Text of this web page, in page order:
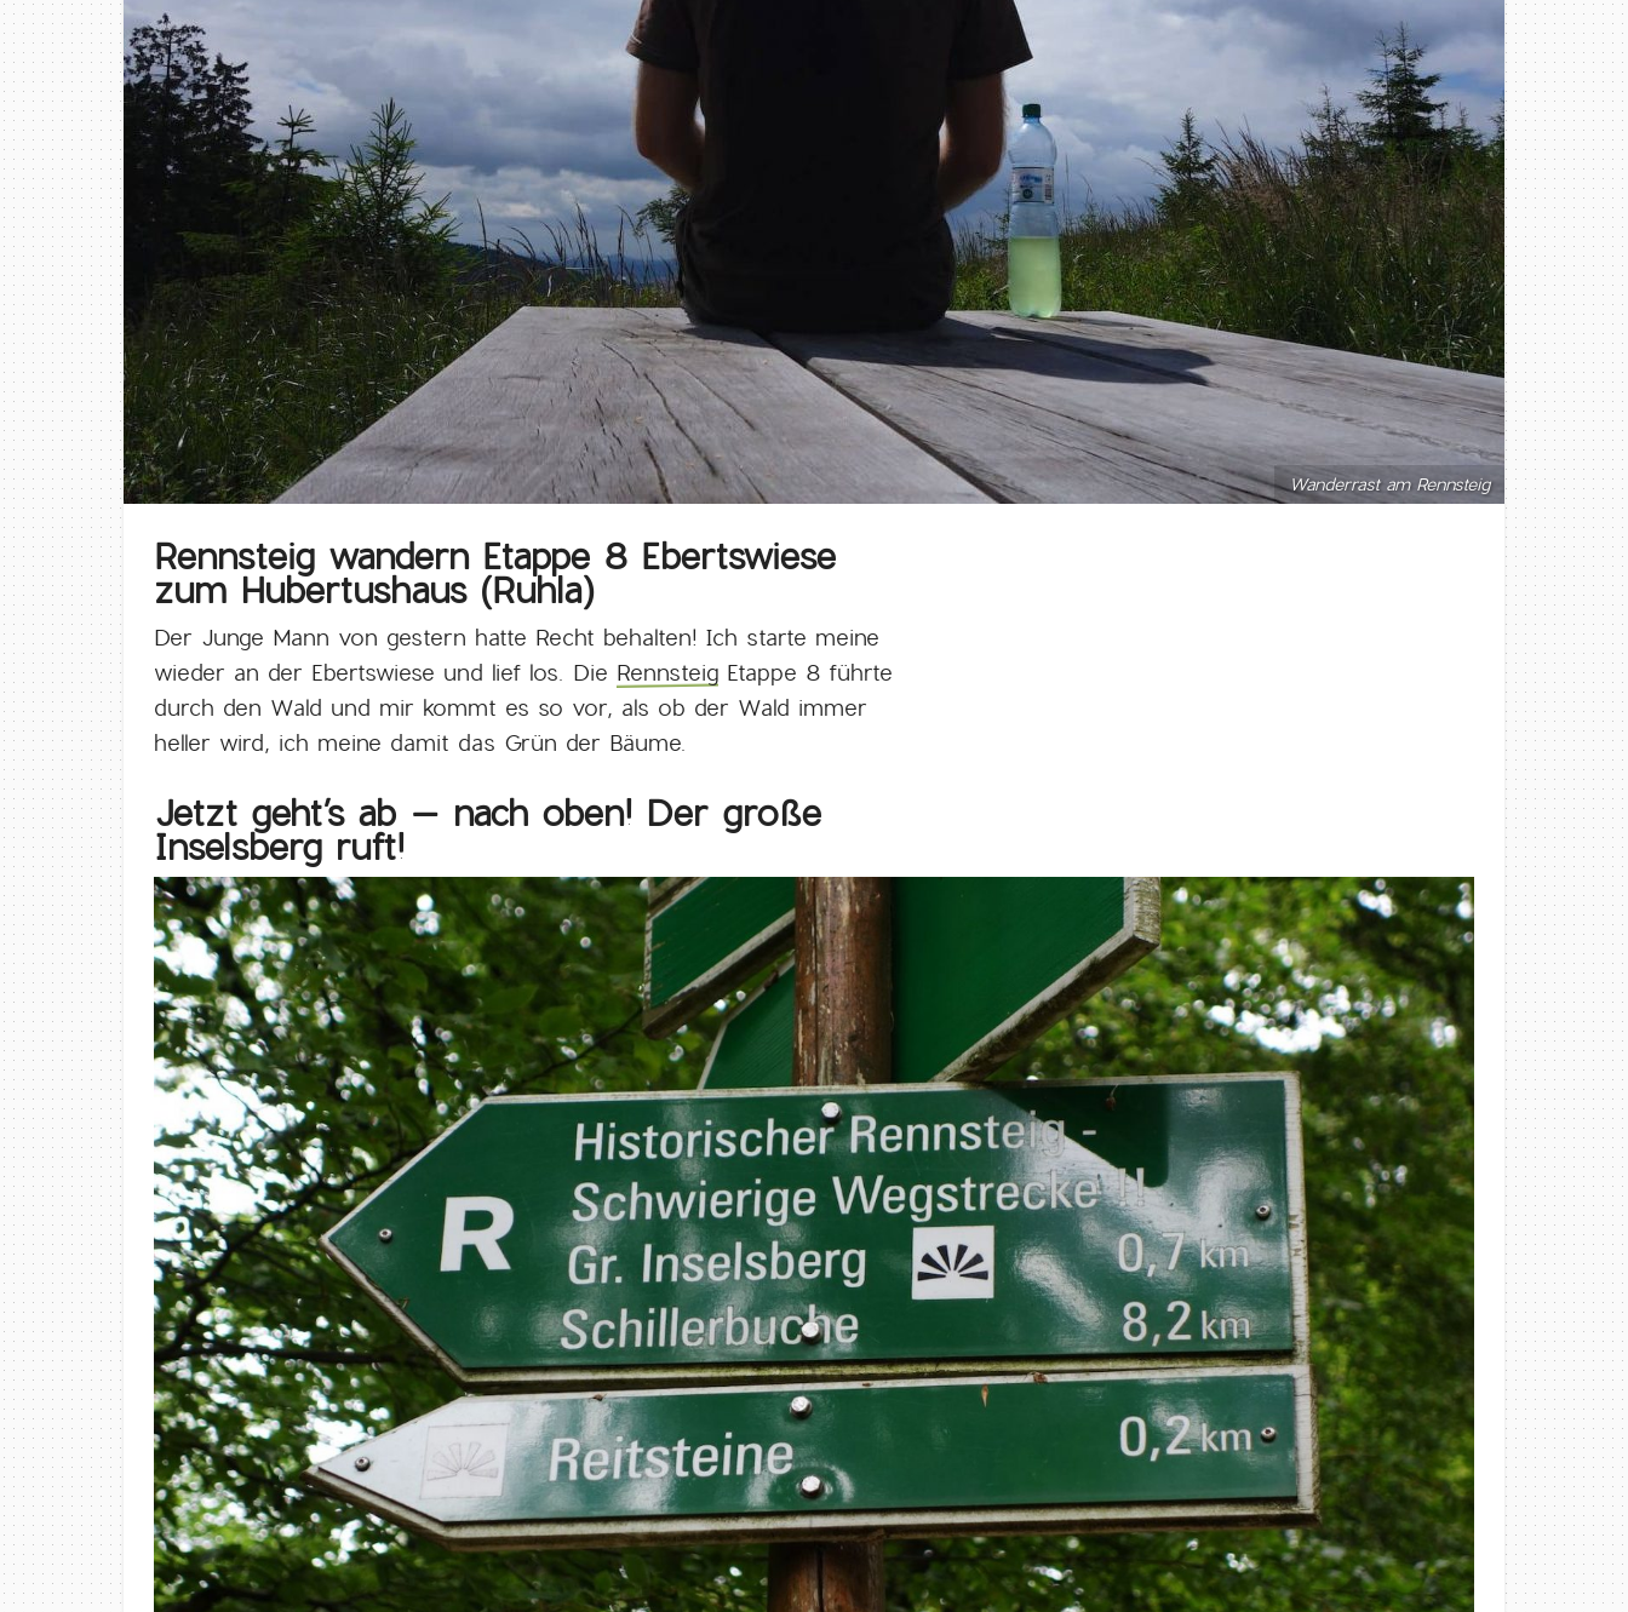
Wanderrast am Rennsteig
Rennsteig wandern Etappe 8 Ebertswiese
zum Hubertushaus (Ruhla)
Der Junge Mann von gestern hatte Recht behalten! Ich starte meine
wieder an der Ebertswiese und lief los. Die Rennsteig Etappe 8 führte
durch den Wald und mir kommt es so vor, als ob der Wald immer
heller wird, ich meine damit das Grün der Bäume.
Jetzt geht’s ab – nach oben! Der große
Inselsberg ruft!